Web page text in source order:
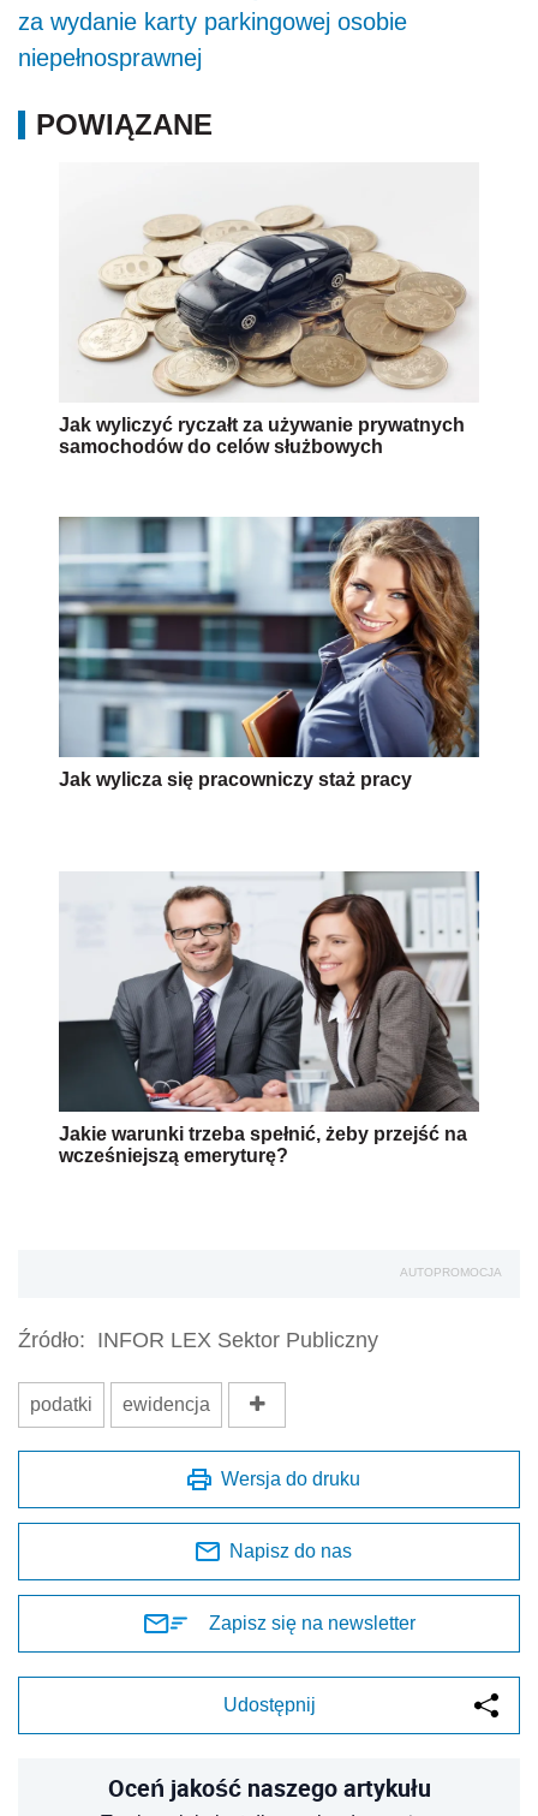
za wydanie karty parkingowej osobie
niepełnosprawnej
POWIĄZANE
Jak wyliczyć ryczałt za używanie prywatnych
samochodów do celów służbowych
Jak wylicza się pracowniczy staż pracy
Jakie warunki trzeba spełnić, żeby przejść na
wcześniejszą emeryturę?
AUTOPROMOCJA
Źródło: INFOR LEX Sektor Publiczny
podatki ewidencja
Wersja do druku
Napisz do nas
Zapisz się na newsletter
Udostępnij
Oceń jakość naszego artykułu